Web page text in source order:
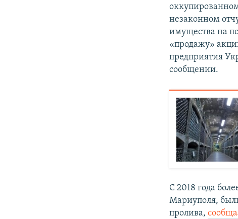
незаконном
имущества на
«продажу»
предприятия
сообщении.
С 2018 года
Мариуполя,
пролива,